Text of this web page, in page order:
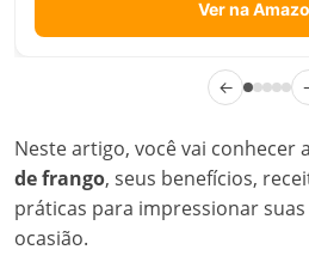
Ver na
←
Neste artigo, você vai conhecer
de frango, seus benefícios,
práticas para impressionar
ocasião.